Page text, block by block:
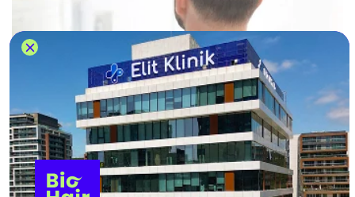
Eine Wechselbeziehung zwischen Bluthochdruck
und Haarverlust wird in Fachkreisen auch ohne
Bezugnahme auf das Salzhormon Aldosteron